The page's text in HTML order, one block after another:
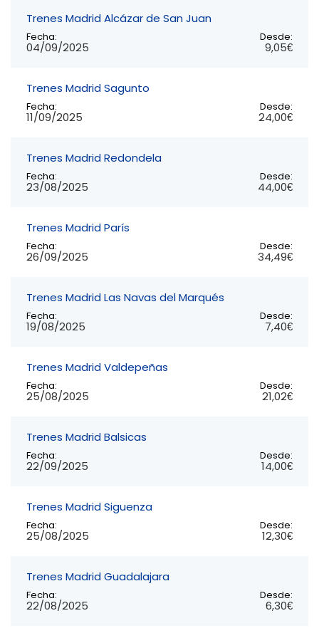
Trenes Madrid Alcázar de San Juan
Fecha:
04/09/2025
Desde:
9,05€
Trenes Madrid Sagunto
Fecha:
11/09/2025
Desde:
24,00€
Trenes Madrid Redondela
Fecha:
23/08/2025
Desde:
44,00€
Trenes Madrid París
Fecha:
26/09/2025
Desde:
34,49€
Trenes Madrid Las Navas del Marqués
Fecha:
19/08/2025
Desde:
7,40€
Trenes Madrid Valdepeñas
Fecha:
25/08/2025
Desde:
21,02€
Trenes Madrid Balsicas
Fecha:
22/09/2025
Desde:
14,00€
Trenes Madrid Siguenza
Fecha:
25/08/2025
Desde:
12,30€
Trenes Madrid Guadalajara
Fecha:
22/08/2025
Desde:
6,30€